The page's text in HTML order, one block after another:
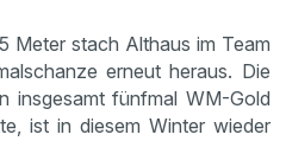
Meter stach Althaus im Team
erneut heraus. Die
insgesamt fünfmal WM-Gold
ist in diesem Winter wieder